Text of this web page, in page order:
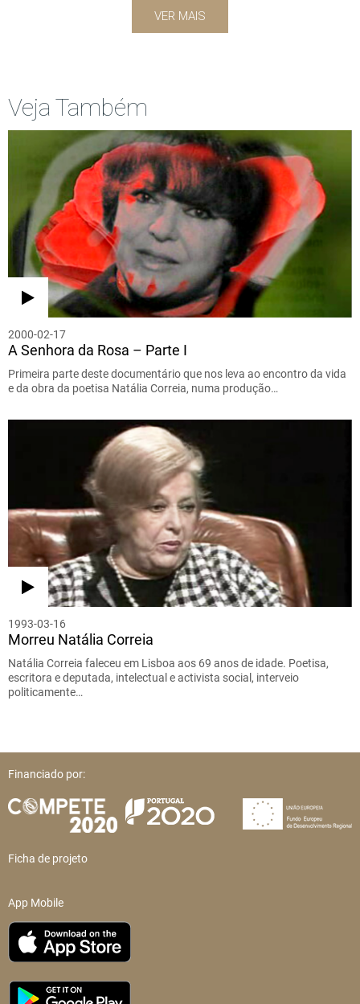
VER MAIS
Veja Também
2000-02-17
A Senhora da Rosa – Parte I
Primeira parte deste documentário que nos leva ao encontro da vida
e da obra da poetisa Natália Correia, numa produção…
1993-03-16
Morreu Natália Correia
Natália Correia faleceu em Lisboa aos 69 anos de idade. Poetisa,
escritora e deputada, intelectual e activista social, interveio
politicamente…
Financiado por:
Ficha de projeto
App Mobile